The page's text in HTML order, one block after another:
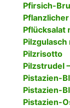
Pfirsich-
Pflücksalat
Pilzrisotto
Pilzstrudel
Pistazien-
Pistazien-
Pistazien-